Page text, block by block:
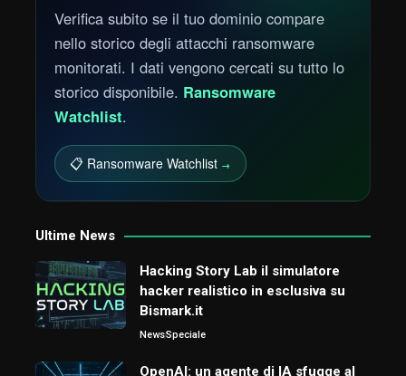
Verifica subito se il tuo dominio compare
nello storico degli attacchi ransomware
monitorati. I dati vengono cercati su tutto lo
storico disponibile. Ransomware
Watchlist.
📋 Ransomware Watchlist →
Ultime News
Hacking Story Lab il simulatore
hacker realistico in esclusiva su
Bismark.it
NewsSpeciale
OpenAI: un agente di IA sfugge al